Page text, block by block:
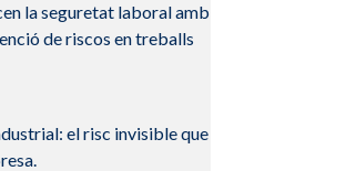
la seguretat laboral amb
de riscos en treballs
el risc invisible que